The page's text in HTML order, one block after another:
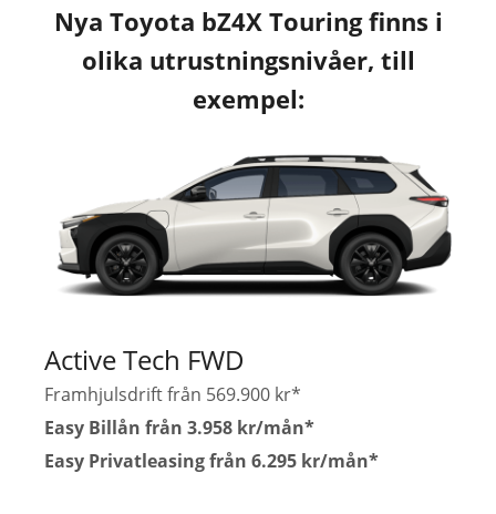
Nya Toyota bZ4X Touring finns i
olika utrustningsnivåer, till
exempel:
Active Tech FWD
Framhjulsdrift från 569.900 kr*
Easy Billån från 3.958 kr/mån*
Easy Privatleasing från 6.295 kr/mån*